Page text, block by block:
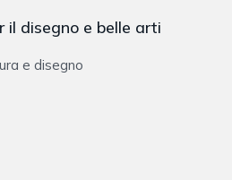
il disegno e belle arti